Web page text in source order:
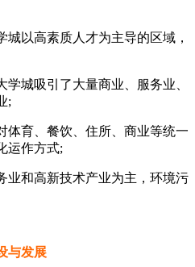
以高素质人才为主导的区域，
城吸引了大量商业、服务业、
;
育、餐饮、住所、商业等统一
运作方式;
和高新技术产业为主，环境污
与发展